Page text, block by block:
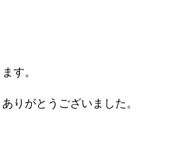
す。
りがとうございました。